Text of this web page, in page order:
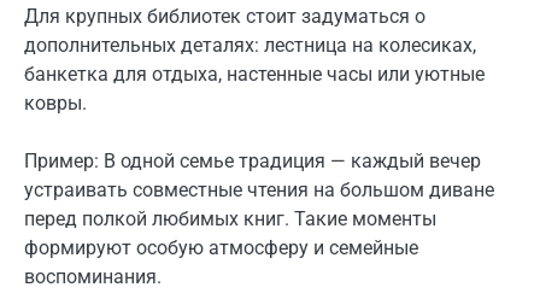
Для крупных библиотек стоит задуматься о
дополнительных деталях: лестница на колесиках,
банкетка для отдыха, настенные часы или уютные
ковры.
Пример: В одной семье традиция — каждый вечер
устраивать совместные чтения на большом диване
перед полкой любимых книг. Такие моменты
формируют особую атмосферу и семейные
воспоминания.